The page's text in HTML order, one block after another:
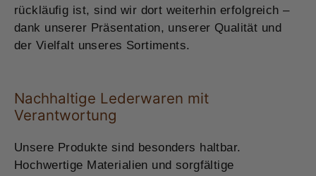
rückläufig ist, sind wir dort weiterhin erfolgreich –
dank unserer Präsentation, unserer Qualität und
der Vielfalt unseres Sortiments.
Nachhaltige Lederwaren mit
Verantwortung
Unsere Produkte sind besonders haltbar.
Hochwertige Materialien und sorgfältige